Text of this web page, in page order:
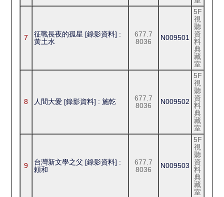
7
征戰長夜的孤星 [錄影資料] :
黃土水
677.7
8036
N009501
5F
視
聽
資
料
典
藏
室
8 人間大愛 [錄影資料] : 施亁
677.7
8036
N009502
5F
視
聽
資
料
典
藏
室
9
台灣新文學之父 [錄影資料] :
頼和
677.7
8036
N009503
5F
視
聽
資
料
典
藏
室